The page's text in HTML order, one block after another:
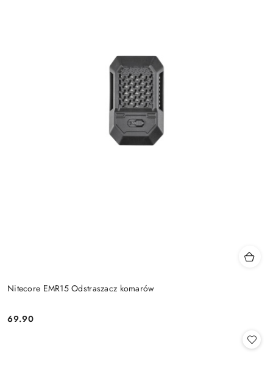
Nitecore EMR15 Odstraszacz komarów
Cena:
69.90